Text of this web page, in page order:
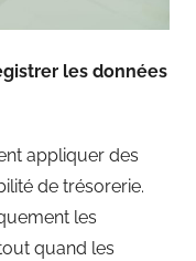
les données
appliquer des
de trésorerie.
les
quand les